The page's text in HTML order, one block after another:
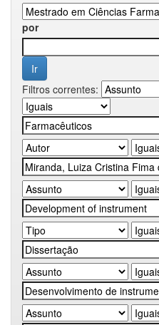
por
Filtros correntes: